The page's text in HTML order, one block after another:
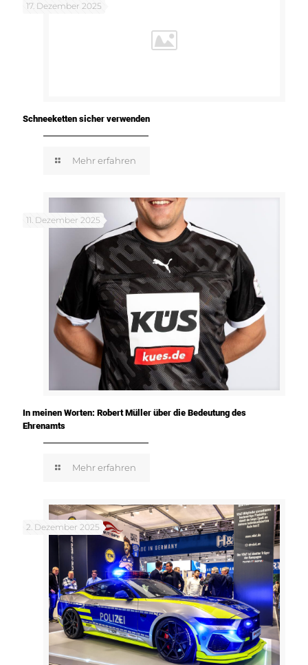
17. Dezember 2025
Schneeketten sicher verwenden
Mehr erfahren
11. Dezember 2025
In meinen Worten: Robert Müller über die Bedeutung des
Ehrenamts
Mehr erfahren
2. Dezember 2025